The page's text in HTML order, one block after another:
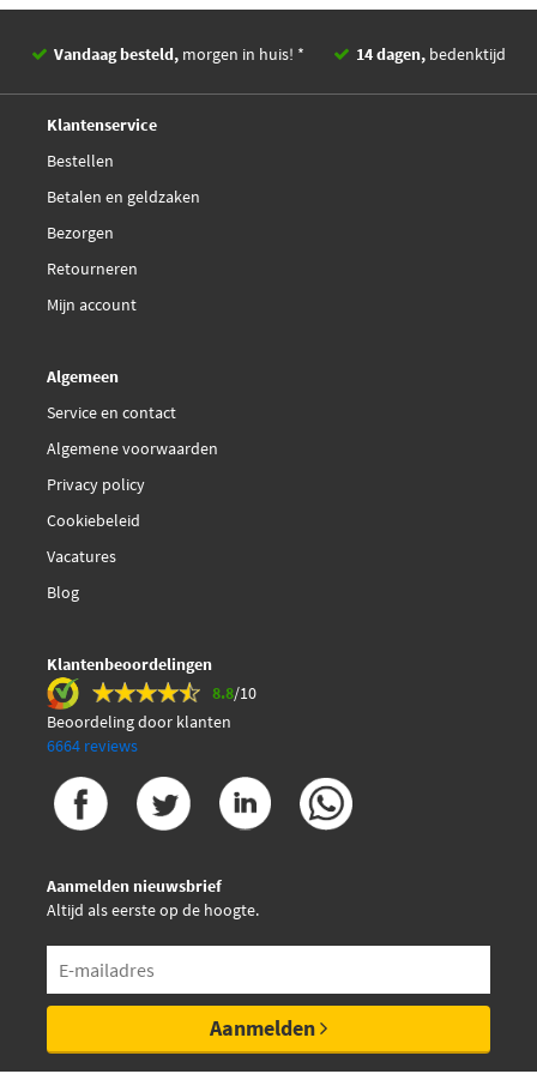
Vandaag besteld, morgen in huis! * 14 dagen, bedenktijd
Klantenservice
Bestellen
Betalen en geldzaken
Bezorgen
Retourneren
Mijn account
Algemeen
Service en contact
Algemene voorwaarden
Privacy policy
Cookiebeleid
Vacatures
Blog
Klantenbeoordelingen
8.8/10
Beoordeling door klanten
6664 reviews
Aanmelden nieuwsbrief
Altijd als eerste op de hoogte.
Aanmelden